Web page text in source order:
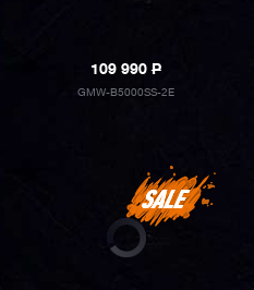
109 990P
GMW-B5000SS-2E